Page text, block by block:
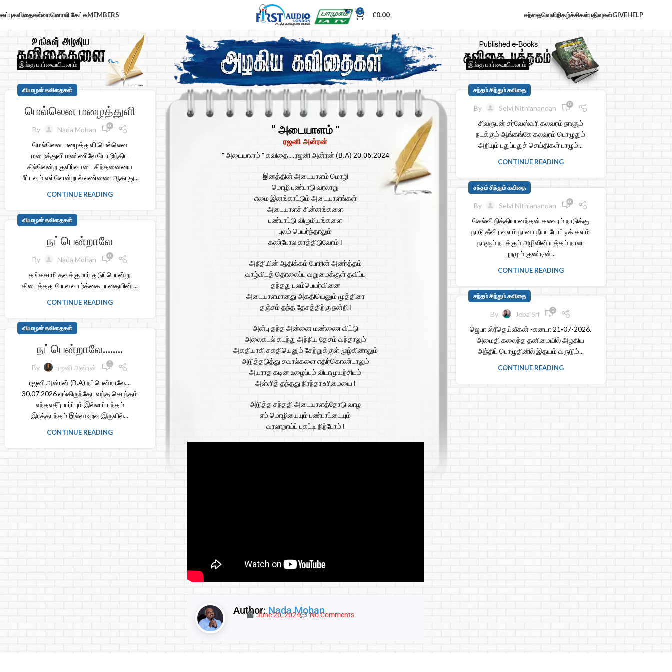
கவிதைகள்வானொலி கேட்கMEMBERS 0 £0.00 சந்தைவெளிநிகழ்ச்சிகள்பதிவுகள்GIVEHELP
இங்கு பாா்வையிடலாம் இங்கு பாா்வையிடலாம்
வியாழன் கவிதைகள்
மெல்லென மழைத்துளி
By Nada Mohan 0
மெல்லென மழைத்துளி மெல்லென
மழைத்துளி மண்ணிலே பொழிந்திட
சில்லென்ற குளிர்வாடை சிந்தனையை
மீட்டவும் எள்ளென்றால் எண்ணை ஆகாது...
CONTINUE READING
வியாழன் கவிதைகள்
நட்பென்றாலே
By Nada Mohan 0
தங்கசாமி தவக்குமார் துடுப்பொன்று
கிடைத்தது போல வாழ்க்கை பாதையின் ...
CONTINUE READING
வியாழன் கவிதைகள்
நட்பென்றாலே……..
By ரஜனி அன்ரன் 0
ரஜனி அன்ரன் (B.A) நட்பென்றாலே....
30.07.2026 எங்கிருந்தோ வந்த சொந்தம்
எந்தஎதிர்பார்ப்பும் இல்லாப் பந்தம்
இரத்தபந்தம் இல்லாஉறவு இருளில்...
CONTINUE READING
” அடையாளம் “
ரஜனி அன்ரன்
“ அடையாளம் “ கவிதை….ரஜனி அன்ரன் (B.A) 20.06.2024
இனத்தின் அடையாளம் மொழி
மொழி பண்பாடு வரலாறு
எமை இனங்காட்டும் அடையாளங்கள்
அடையாளச் சின்னங்களை
பண்பாட்டு விழுமியங்களை
புலம் பெயர்ந்தாலும்
கண்போல காத்திடுவோம் !
அநீதியின் ஆதிக்கம் போரின் அனர்த்தம்
வாழ்விடத் தொலைப்பு வறுமைக்குள் தவிப்பு
தந்தது புலம்பெயர்வினை
அடையாளமானது அகதியெனும் முத்திரை
தஞ்சம் தந்த தேசத்திற்கு நன்றி !
அன்பு தந்த அன்னை மண்ணை விட்டு
அலைகடல் கடந்து அந்நிய தேசம் வந்தாலும்
அகதியாகி சகதியெனும் சேற்றுக்குள் மூழ்கினாலும்
அடுத்தடுத்து சவால்களை எதிர்கொண்டாலும்
அயராத கடின உழைப்பும் விடாமுயற்சியும்
அள்ளித் தந்தது நிரந்தர உரிமையை !
அடுத்த சந்ததி அடையாளத்தோடு வாழ
எம் மொழியையும் பண்பாட்டையும்
வரலாறாய்ப் புகட்டி நிற்போம் !
Author:Nada Mohan
June 20, 2024 No Comments
சந்தம் சிந்தும் கவிதை
By Selvi Nithianandan 0
சிவரூபன் சர்வேஸ்வரி கலவரம் நாளும்
நடக்கும் ஆங்கங்கே கலவரம் பொழுதும்
அறியும் புதுப்புதுச் செய்திகள் பாழும்...
CONTINUE READING
சந்தம் சிந்தும் கவிதை
By Selvi Nithianandan 0
செல்வி நித்தியானந்தன் கலவரம் நாடுக்கு
நாடு தீவிர வளம் நானா நீயா போட்டிக் களம்
நாளும் நடக்கும் அழிவின் யுத்தம் நாலா
புறமும் குண்டின்...
CONTINUE READING
சந்தம் சிந்தும் கவிதை
By Jeba Sri 0
ஜெபா ஸ்ரீதெய்வீகன் -கனடா 21-07-2026.
அமைதி கலைந்த தனிமையில் அழகிய
அந்திப் பொழுதினில் இதயம் வருடும்...
CONTINUE READING